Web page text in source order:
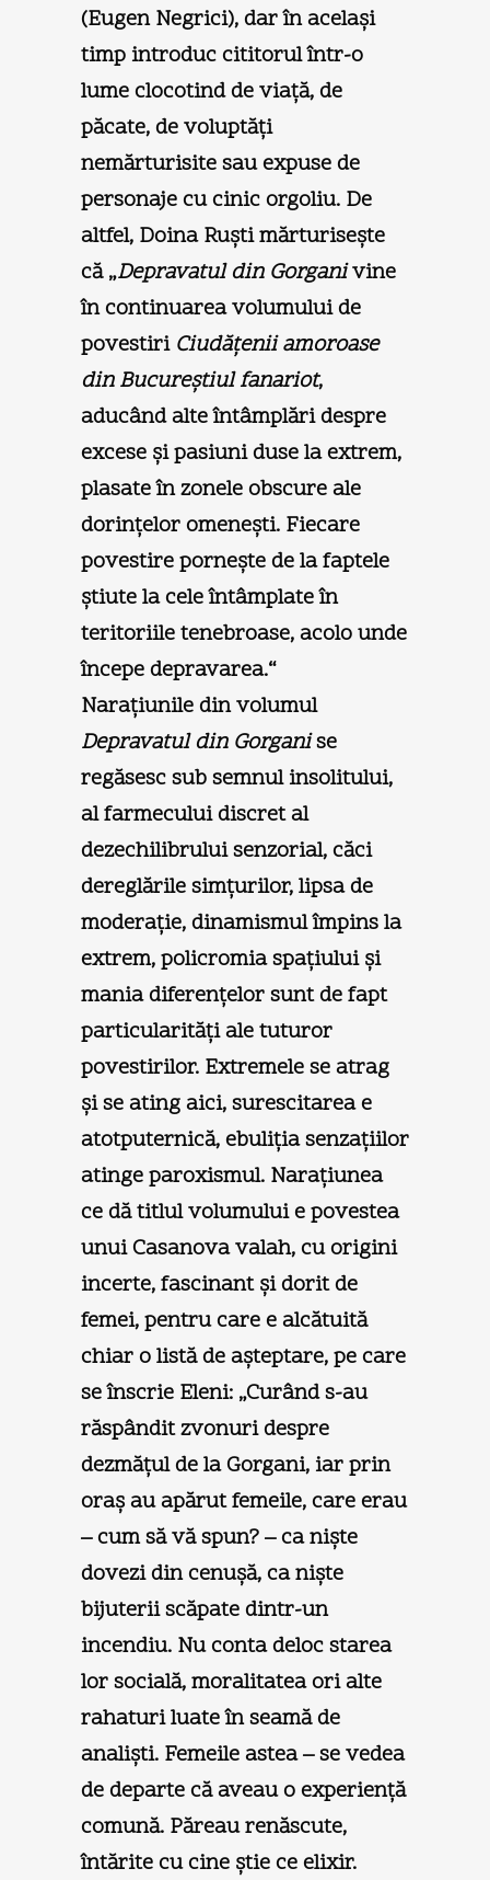
(Eugen Negrici), dar în acelaşi
timp introduc cititorul într-o
lume clocotind de viaţă, de
păcate, de voluptăţi
nemărturisite sau expuse de
personaje cu cinic orgoliu. De
altfel, Doina Ruşti mărturiseşte
că „Depravatul din Gorganivine
în continuarea volumului de
povestiri Ciudăţenii amoroase
din Bucureştiul fanariot,
aducând alte întâmplări despre
excese şi pasiuni duse la extrem,
plasate în zonele obscure ale
dorinţelor omeneşti. Fiecare
povestire porneşte de la faptele
ştiute la cele întâmplate în
teritoriile tenebroase, acolo unde
începe depravarea.“
Naraţiunile din volumul
Depravatul din Gorganise
regăsesc sub semnul insolitului,
al farmecului discret al
dezechilibrului senzorial, căci
dereglările simţurilor, lipsa de
moderaţie, dinamismul împins la
extrem, policromia spaţiului şi
mania diferenţelor sunt de fapt
particularităţi ale tuturor
povestirilor. Extremele se atrag
şi se ating aici, surescitarea e
atotputernică, ebuliţia senzaţiilor
atinge paroxismul. Naraţiunea
ce dă titlul volumului e povestea
unui Casanova valah, cu origini
incerte, fascinant şi dorit de
femei, pentru care e alcătuită
chiar o listă de aşteptare, pe care
se înscrie Eleni: „Curând s-au
răspândit zvonuri despre
dezmăţul de la Gorgani, iar prin
oraş au apărut femeile, care erau
– cum să vă spun? – ca nişte
dovezi din cenuşă, ca nişte
bijuterii scăpate dintr-un
incendiu. Nu conta deloc starea
lor socială, moralitatea ori alte
rahaturi luate în seamă de
analişti. Femeile astea – se vedea
de departe că aveau o experienţă
comună. Păreau renăscute,
întărite cu cine ştie ce elixir.